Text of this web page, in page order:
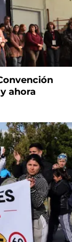
ahora